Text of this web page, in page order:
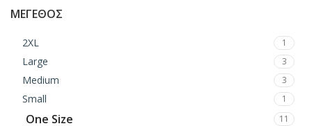
ΜΈΓΕΘΟΣ
2XL 1
Large 3
Medium 3
Small 1
One Size 11